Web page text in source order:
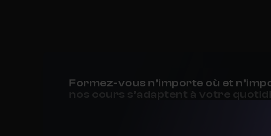
Formez-vous n’importe où et
nos cours s’adaptent à votre